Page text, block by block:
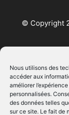
Nous utilisons des
accéder aux
améliorer
personnalisées.
des données telles
sur ce site. Le fait de
© Copyright